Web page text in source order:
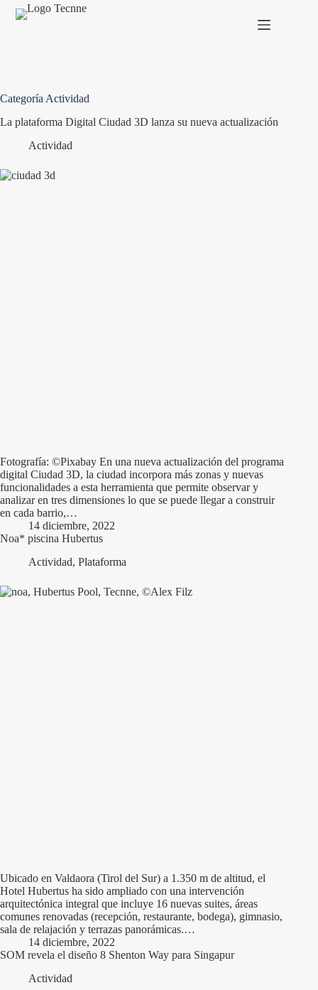
Categoría Actividad
La plataforma Digital Ciudad 3D lanza su nueva actualización
Actividad
Fotografía: ©Pixabay En una nueva actualización del programa
digital Ciudad 3D, la ciudad incorpora más zonas y nuevas
funcionalidades a esta herramienta que permite observar y
analizar en tres dimensiones lo que se puede llegar a construir
en cada barrio,…
14 diciembre, 2022
Noa* piscina Hubertus
Actividad, Plataforma
Ubicado en Valdaora (Tirol del Sur) a 1.350 m de altitud, el
Hotel Hubertus ha sido ampliado con una intervención
arquitectónica integral que incluye 16 nuevas suites, áreas
comunes renovadas (recepción, restaurante, bodega), gimnasio,
sala de relajación y terrazas panorámicas.…
14 diciembre, 2022
SOM revela el diseño 8 Shenton Way para Singapur
Actividad